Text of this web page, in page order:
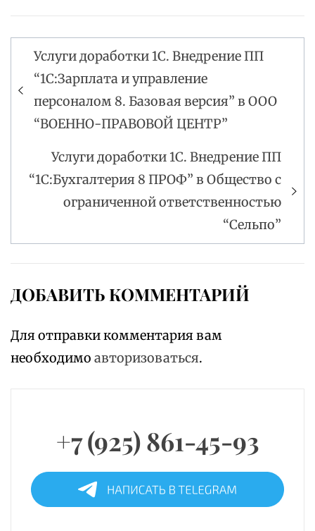
Навигация
по
записям
Услуги доработки 1С. Внедрение ПП
“1С:Зарплата и управление
персоналом 8. Базовая версия” в ООО
“ВОЕННО-ПРАВОВОЙ ЦЕНТР”
Услуги доработки 1С. Внедрение ПП
“1С:Бухгалтерия 8 ПРОФ” в Общество с
ограниченной ответственностью
“Сельпо”
ДОБАВИТЬ КОММЕНТАРИЙ
Для отправки комментария вам
необходимо авторизоваться.
+7 (925) 861-45-93